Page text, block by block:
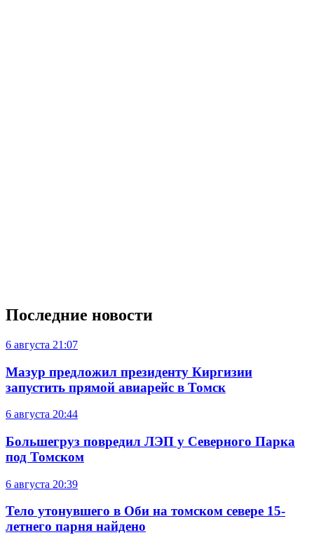
Последние новости
6 августа 21:07
Мазур предложил президенту Киргизии
запустить прямой авиарейс в Томск
6 августа 20:44
Большегруз повредил ЛЭП у Северного Парка
под Томском
6 августа 20:39
Тело утонувшего в Оби на томском севере 15-
летнего парня найдено